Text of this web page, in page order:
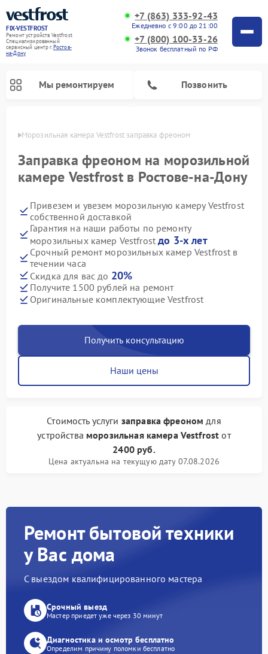
FIX-VESTFROST
Ремонт устройств Vestfrost
Специализированный
cервисный центр г.Ростов-
на-Дону
+7 (863) 333-92-43
Ежедневно с 9:00 до 21:00
+7 (800) 100-33-26
Звонок бесплатный по РФ
Мы ремонтируем Позвонить
Морозильная камера Vestfrost заправка фреоном
Заправка фреоном на морозильной
камере Vestfrost в Ростове-на-Дону
Привезем и увезем морозильную камеру Vestfrost
собственной доставкой
Гарантия на наши работы по ремонту
морозильных камер Vestfrostдо 3-х лет
Срочный ремонт морозильных камер Vestfrost в
течении часа
Скидка для вас до 20%
Получите 1500 рублей на ремонт
Оригинальные комплектующие Vestfrost
Получить консультацию
Наши цены
Стоимость услуги заправка фреоном для
устройства морозильная камера Vestfrost от
2400 руб.
Цена актуальна на текущую дату 07.08.2026
Ремонт бытовой техники
у Вас дома
С выездом квалифицированного мастера
Срочный выезд
Мастер приедет уже через 30 минут
Диагностика и осмотр бесплатно
Определим причину поломки бесплатно